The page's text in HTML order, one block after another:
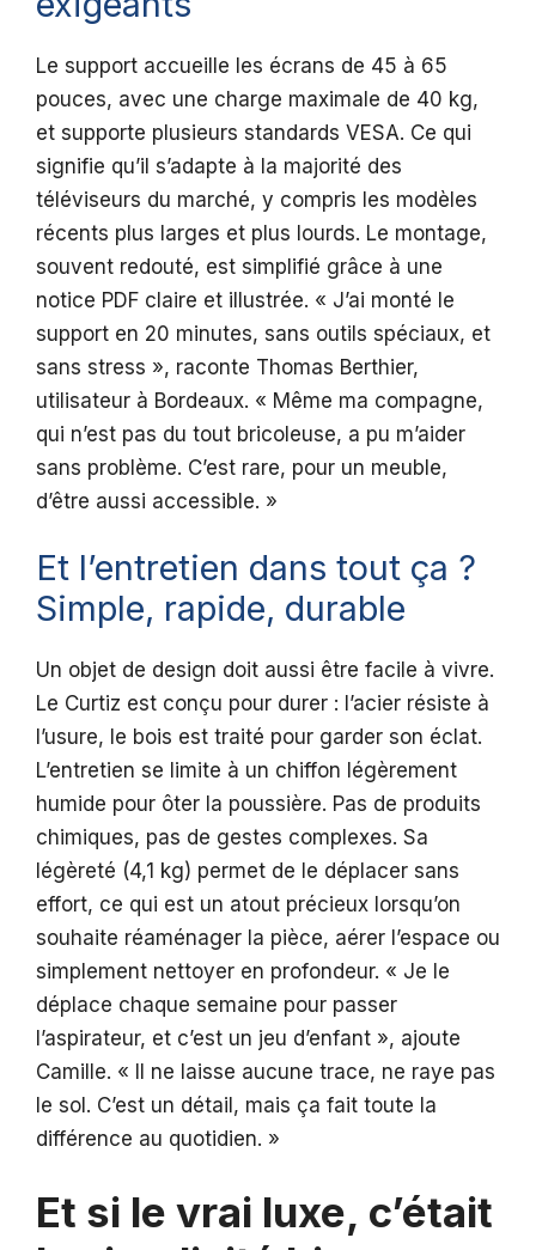
Le support accueille les écrans de 45 à 65
pouces, avec une charge maximale de 40 kg,
et supporte plusieurs standards VESA. Ce qui
signifie qu’il s’adapte à la majorité des
téléviseurs du marché, y compris les modèles
récents plus larges et plus lourds. Le montage,
souvent redouté, est simplifié grâce à une
notice PDF claire et illustrée. « J’ai monté le
support en 20 minutes, sans outils spéciaux, et
sans stress », raconte Thomas Berthier,
utilisateur à Bordeaux. « Même ma compagne,
qui n’est pas du tout bricoleuse, a pu m’aider
sans problème. C’est rare, pour un meuble,
d’être aussi accessible. »
Et l’entretien dans tout ça ?
Simple, rapide, durable
Un objet de design doit aussi être facile à vivre.
Le Curtiz est conçu pour durer : l’acier résiste à
l’usure, le bois est traité pour garder son éclat.
L’entretien se limite à un chiffon légèrement
humide pour ôter la poussière. Pas de produits
chimiques, pas de gestes complexes. Sa
légèreté (4,1 kg) permet de le déplacer sans
effort, ce qui est un atout précieux lorsqu’on
souhaite réaménager la pièce, aérer l’espace ou
simplement nettoyer en profondeur. « Je le
déplace chaque semaine pour passer
l’aspirateur, et c’est un jeu d’enfant », ajoute
Camille. « Il ne laisse aucune trace, ne raye pas
le sol. C’est un détail, mais ça fait toute la
différence au quotidien. »
Et si le vrai luxe, c’était